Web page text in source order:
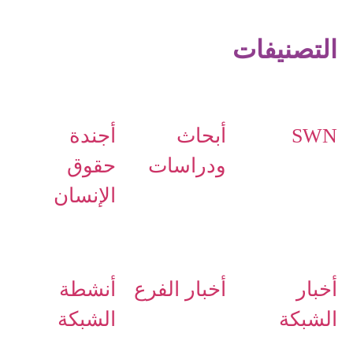
التصنيفات
SWN
أبحاث
ودراسات
أجندة
حقوق
الإنسان
أخبار
الشبكة
أخبار الفرع
أنشطة
الشبكة